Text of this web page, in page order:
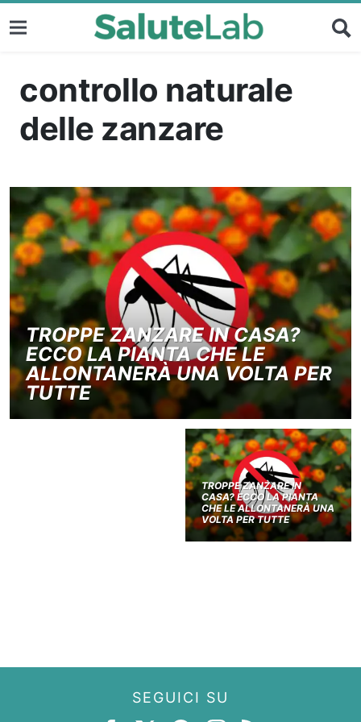
controllo naturale
delle zanzare
TROPPE ZANZARE IN CASA?
ECCO LA PIANTA CHE LE
ALLONTANERÀ UNA VOLTA PER
TUTTE
TROPPE ZANZARE IN
CASA? ECCO LA PIANTA
CHE LE ALLONTANERÀ UNA
VOLTA PER TUTTE
SEGUICI SU